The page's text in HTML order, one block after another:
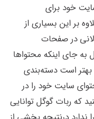
خود برای
بر این بسیاری از
در صفحات
به جای اینکه محتواها
است دسته‌بندی
سایت خود را در
که ربات گوگل توانایی